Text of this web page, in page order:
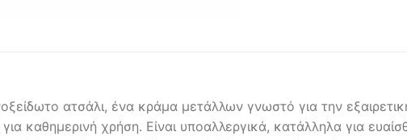
ατσάλι, ένα κράμα μετάλλων γνωστό για την
για καθημερινή χρήση. Είναι υποαλλεργικά, κατάλληλα για